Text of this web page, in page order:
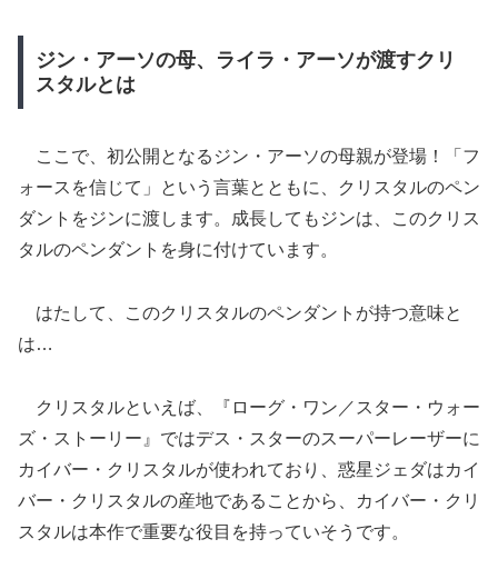
ジン・アーソの母、ライラ・アーソが渡すクリ
スタルとは
ここで、初公開となるジン・アーソの母親が登場！「フ
ォースを信じて」という言葉とともに、クリスタルのペン
ダントをジンに渡します。成長してもジンは、このクリス
タルのペンダントを身に付けています。
はたして、このクリスタルのペンダントが持つ意味と
は…
クリスタルといえば、『ローグ・ワン／スター・ウォー
ズ・ストーリー』ではデス・スターのスーパーレーザーに
カイバー・クリスタルが使われており、惑星ジェダはカイ
バー・クリスタルの産地であることから、カイバー・クリ
スタルは本作で重要な役目を持っていそうです。